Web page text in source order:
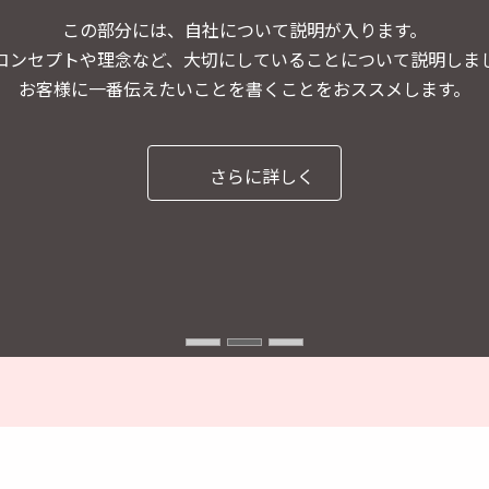
この部分には、自社について説明が入ります。
ンセプトや理念など、大切にしていることについて説明しま
お客様に一番伝えたいことを書くことをおススメします。
さらに詳しく